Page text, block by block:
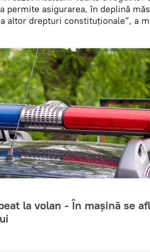
permite asigurarea, în deplină
altor drepturi constituționale”, a
la volan - În mașină se